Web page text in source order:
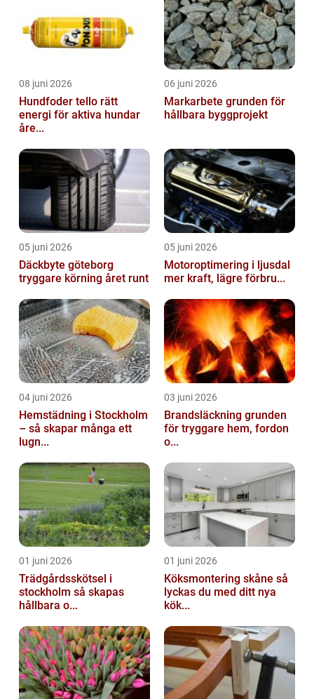
08 juni 2026
Hundfoder tello rätt
energi för aktiva hundar
åre...
06 juni 2026
Markarbete grunden för
hållbara byggprojekt
05 juni 2026
Däckbyte göteborg
tryggare körning året runt
05 juni 2026
Motoroptimering i ljusdal
mer kraft, lägre förbru...
04 juni 2026
Hemstädning i Stockholm
– så skapar många ett
lugn...
03 juni 2026
Brandsläckning grunden
för tryggare hem, fordon
o...
01 juni 2026
Trädgårdsskötsel i
stockholm så skapas
hållbara o...
01 juni 2026
Köksmontering skåne så
lyckas du med ditt nya
kök...